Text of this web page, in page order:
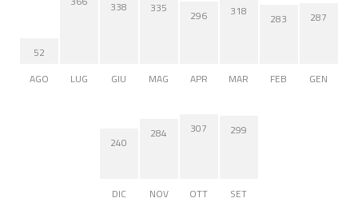
52
AGO
LUG
338
GIU
335
MAG
296
APR
318
MAR
283
FEB
287
GEN
240
DIC
284
NOV
307
OTT
299
SET